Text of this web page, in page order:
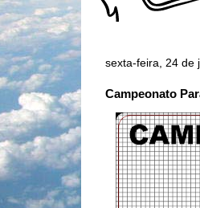
sexta-feira, 24 de
Campeonato